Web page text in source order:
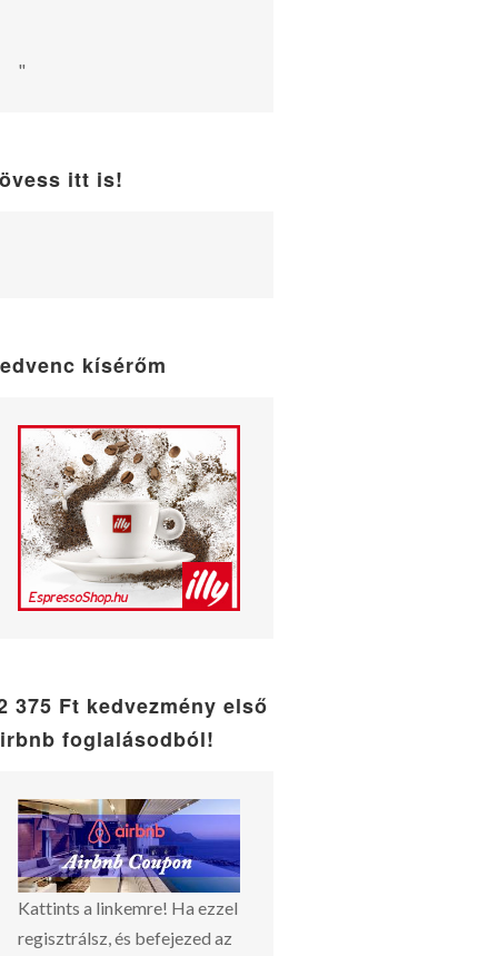
"
itt is!
kísérőm
375 Ft kedvezmény első
foglalásodból!
Kattints a linkemre! Ha ezzel
regisztrálsz, és befejezed az